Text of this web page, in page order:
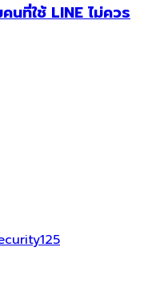
นที่ใช้ LINE ไม่ควร
125